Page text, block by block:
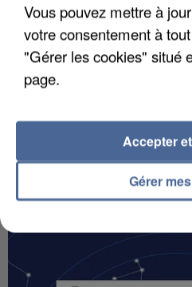
VOTRE HOROSCOPE
Vous pouvez mettre à
votre consentement à
"Gérer les cookies" situé
page.
Gérer
Accepter